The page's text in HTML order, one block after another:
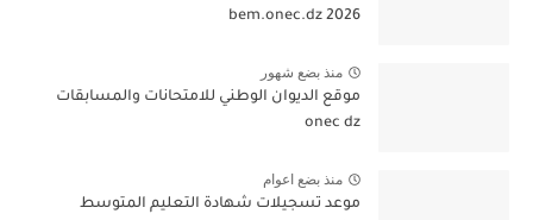
bem.onec.dz 2026
منذ بضع شهور
موقع الديوان الوطني للامتحانات والمسابقات
onec dz
منذ بضع اعوام
موعد تسجيلات شهادة التعليم المتوسط